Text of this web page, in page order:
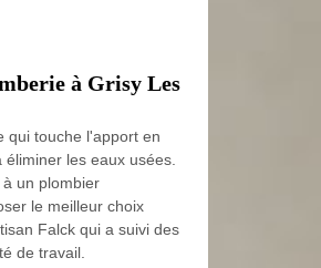
à Grisy Les
qui touche l'apport en
les eaux usées.
un plombier
le meilleur choix
Falck qui a suivi des
de travail.